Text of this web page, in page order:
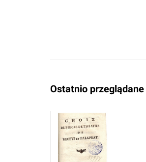
Ostatnio przeglądane